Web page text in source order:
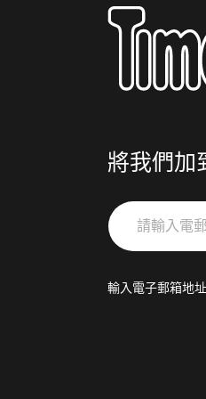
將我們加
請
輸
郵
輸入電子郵箱地